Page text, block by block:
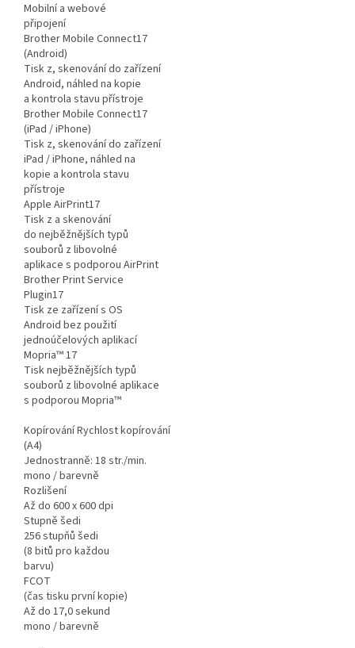
Mobilní a webové
připojení
Brother Mobile Connect17
(Android)
Tisk z, skenování do zařízení
Android, náhled na kopie
a kontrola stavu přístroje
Brother Mobile Connect17
(iPad / iPhone)
Tisk z, skenování do zařízení
iPad / iPhone, náhled na
kopie a kontrola stavu
přístroje
Apple AirPrint17
Tisk z a skenování
do nejběžnějších typů
souborů z libovolné
aplikace s podporou AirPrint
Brother Print Service
Plugin17
Tisk ze zařízení s OS
Android bez použití
jednoúčelových aplikací
Mopria™ 17
Tisk nejběžnějších typů
souborů z libovolné aplikace
s podporou Mopria™
Kopírování Rychlost kopírování
(A4)
Jednostranně: 18 str./min.
mono / barevně
Rozlišení
Až do 600 x 600 dpi
Stupně šedi
256 stupňů šedi
(8 bitů pro každou
barvu)
FCOT
(čas tisku první kopie)
Až do 17,0 sekund
mono / barevně